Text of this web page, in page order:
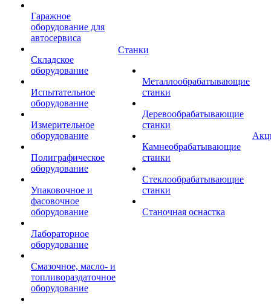
Гаражное
оборудование для
автосервиса
Складское
оборудование
Испытательное
оборудование
Измерительное
оборудование
Полиграфическое
оборудование
Упаковочное и
фасовочное
оборудование
Лабораторное
оборудование
Смазочное, масло- и
топливораздаточное
оборудование
Станки
Металлообрабатывающие
станки
Деревообрабатывающие
станки
Камнеобрабатывающие
станки
Стеклообрабатывающие
станки
Станочная оснастка